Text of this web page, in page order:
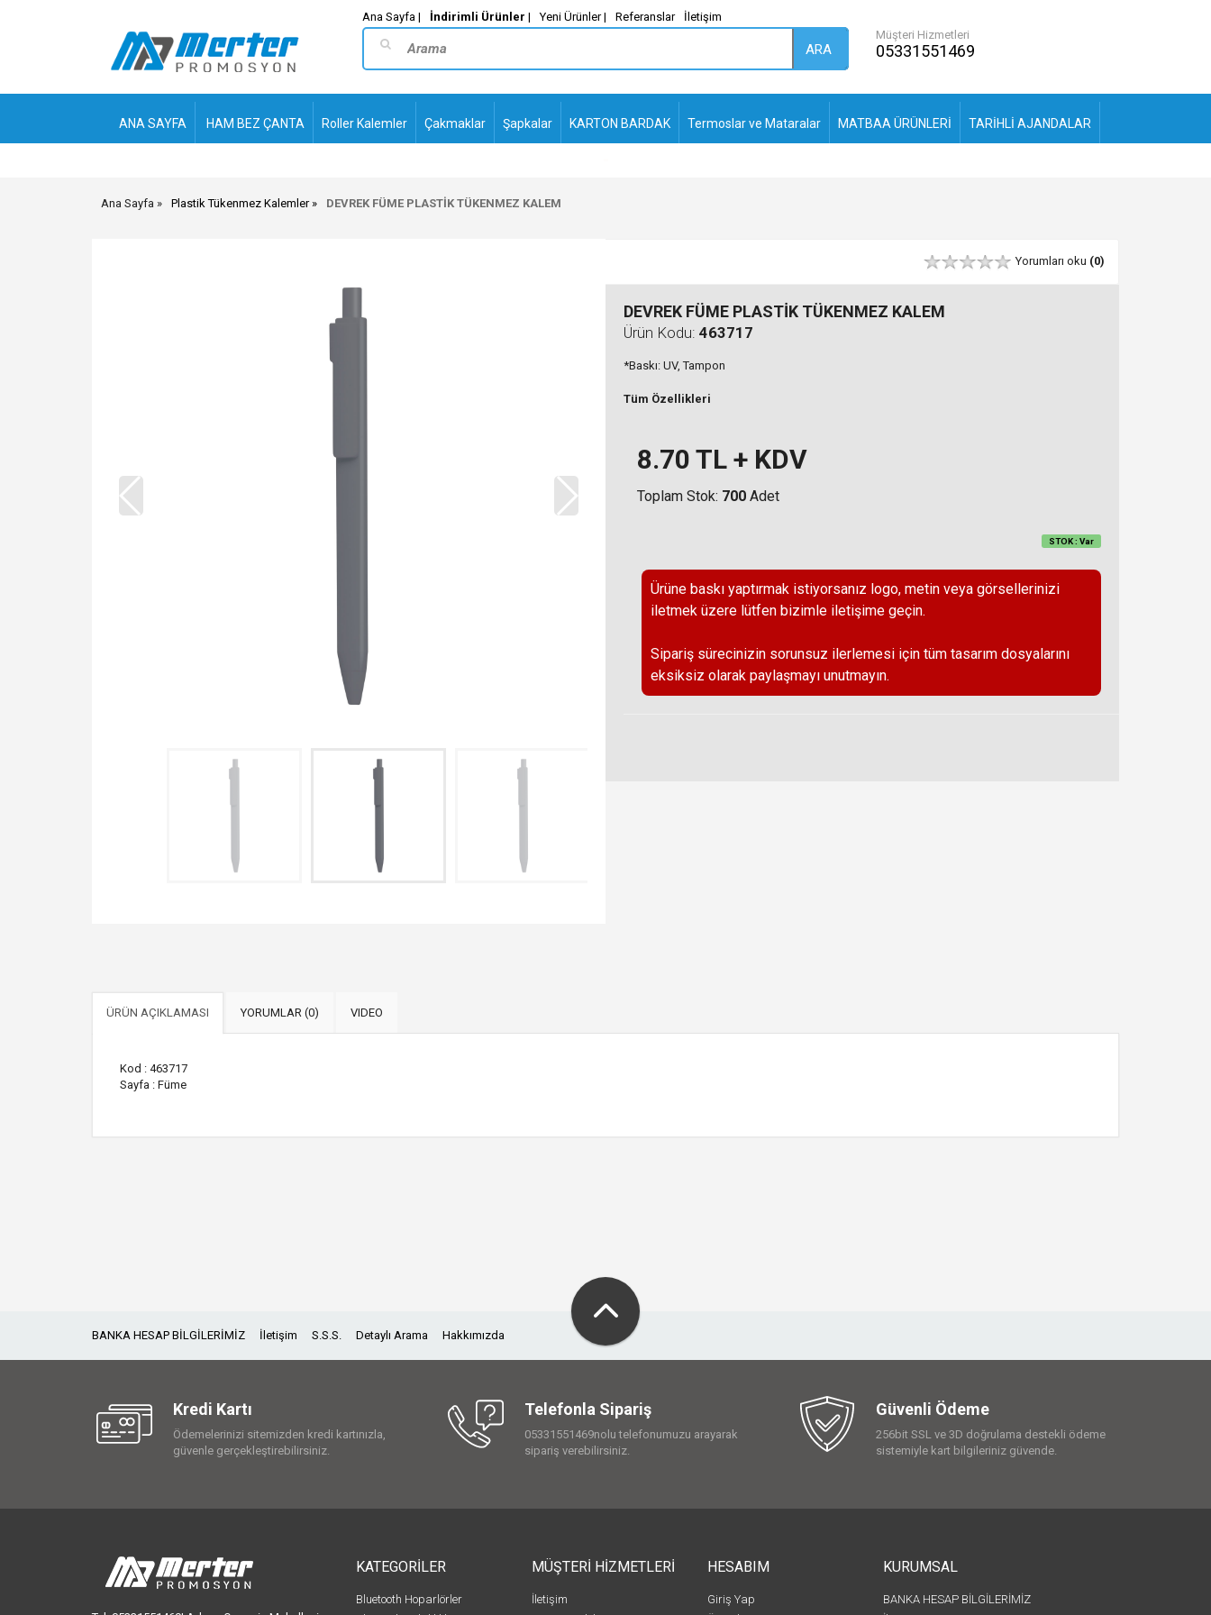
Ana Sayfa | İndirimli Ürünler | Yeni Ürünler | Referanslar İletişim
ARA
Müşteri Hizmetleri
05331551469
ANA SAYFA HAM BEZ ÇANTA Roller Kalemler Çakmaklar Şapkalar KARTON BARDAK Termoslar ve Mataralar MATBAA ÜRÜNLERİ TARİHLİ AJANDALAR
Ana Sayfa Plastik Tükenmez Kalemler DEVREK FÜME PLASTİK TÜKENMEZ KALEM
Yorumları oku (0)
DEVREK FÜME PLASTİK TÜKENMEZ KALEM
Ürün Kodu: 463717
*Baskı: UV, Tampon
Tüm Özellikleri
8.70 TL + KDV
Toplam Stok: 700 Adet
STOK : Var
Ürüne baskı yaptırmak istiyorsanız logo, metin veya görsellerinizi
iletmek üzere lütfen bizimle iletişime geçin.
Sipariş sürecinizin sorunsuz ilerlemesi için tüm tasarım dosyalarını
eksiksiz olarak paylaşmayı unutmayın.
ÜRÜN AÇIKLAMASI YORUMLAR (0) VIDEO
Kod : 463717
Sayfa : Füme
BANKA HESAP BİLGİLERİMİZ İletişim S.S.S. Detaylı Arama Hakkımızda
Kredi Kartı
Ödemelerinizi sitemizden kredi kartınızla,
güvenle gerçekleştirebilirsiniz.
Telefonla Sipariş
05331551469nolu telefonumuzu arayarak
sipariş verebilirsiniz.
Güvenli Ödeme
256bit SSL ve 3D doğrulama destekli ödeme
sistemiyle kart bilgileriniz güvende.
KATEGORİLER
Bluetooth Hoparlörler
MÜŞTERİ HİZMETLERİ
İletişim
HESABIM
Giriş Yap
KURUMSAL
BANKA HESAP BİLGİLERİMİZ